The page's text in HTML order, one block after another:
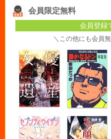
会員限定無料
会員登録
＼この他にも会員